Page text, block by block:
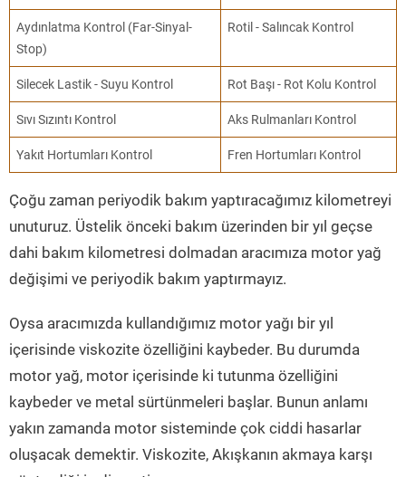
Aydınlatma Kontrol (Far-Sinyal-
Stop)
Rotil - Salıncak Kontrol
Silecek Lastik - Suyu Kontrol Rot Başı - Rot Kolu Kontrol
Sıvı Sızıntı Kontrol Aks Rulmanları Kontrol
Yakıt Hortumları Kontrol Fren Hortumları Kontrol
Çoğu zaman periyodik bakım yaptıracağımız kilometreyi
unuturuz. Üstelik önceki bakım üzerinden bir yıl geçse
dahi bakım kilometresi dolmadan aracımıza motor yağ
değişimi ve periyodik bakım yaptırmayız.
Oysa aracımızda kullandığımız motor yağı bir yıl
içerisinde viskozite özelliğini kaybeder. Bu durumda
motor yağ, motor içerisinde ki tutunma özelliğini
kaybeder ve metal sürtünmeleri başlar. Bunun anlamı
yakın zamanda motor sisteminde çok ciddi hasarlar
oluşacak demektir. Viskozite, Akışkanın akmaya karşı